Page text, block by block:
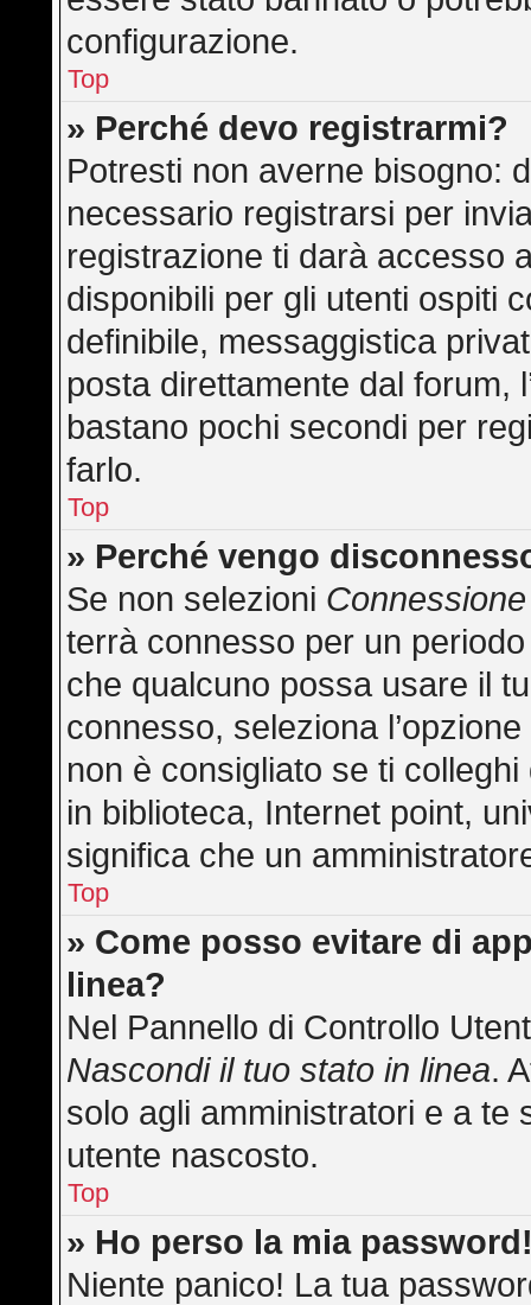
configurazione.
Top
» Perché devo registrarmi?
Potresti non averne bisogno:
necessario registrarsi per
registrazione ti darà accesso
disponibili per gli utenti ospiti
definibile, messaggistica
posta direttamente dal forum,
bastano pochi secondi per
farlo.
Top
» Perché vengo
Se non selezioni
terrà connesso per un
che qualcuno possa usare il
connesso, seleziona
non è consigliato se ti
in biblioteca, Internet point,
significa che un
Top
» Come posso evitare di
linea?
Nel Pannello di Controllo
Nascondi il tuo stato in linea.
solo agli amministratori e a te
utente nascosto.
Top
» Ho perso la mia
Niente panico! La tua